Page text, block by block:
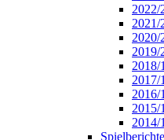
2022/
2021/
2020/
2019/
2018/
2017/
2016/
2015/
2014/
Spielberichte